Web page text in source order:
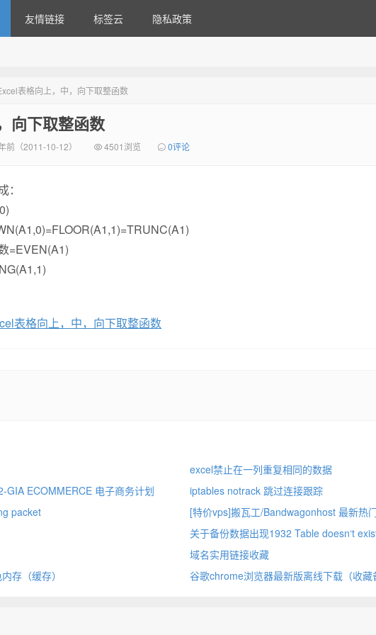
友情链接 标签云 隐私政策
表格向上，中，向下取整函数
向下取整函数
前（2011-10-12） 4501浏览 0评论
=EVEN(A1)
表格向上，中，向下取整函数
excel禁止在一列重复相同的数据
ECOMMERCE 电子商务计划
iptables notrack 跳过连接跟踪
packet
[特价vps]搬瓦工/Bandwagonhost 最新热
关于备份数据出现1932 Table doesn‘t
域名实用链接收藏
存（缓存）
谷歌chrome浏览器最新版离线下载（收藏